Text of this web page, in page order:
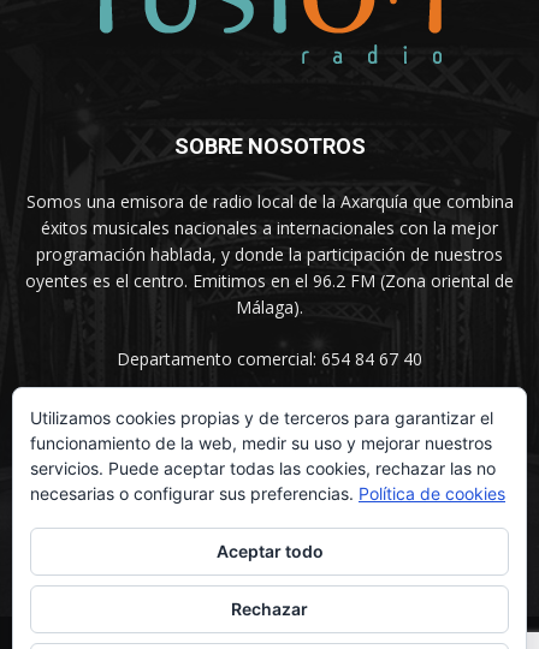
SOBRE NOSOTROS
Somos una emisora de radio local de la Axarquía que combina
éxitos musicales nacionales a internacionales con la mejor
programación hablada, y donde la participación de nuestros
oyentes es el centro. Emitimos en el 96.2 FM (Zona oriental de
Málaga).
Departamento comercial: 654 84 67 40
SÍGUENOS
Utilizamos cookies propias y de terceros para garantizar el
funcionamiento de la web, medir su uso y mejorar nuestros
servicios. Puede aceptar todas las cookies, rechazar las no
necesarias o configurar sus preferencias. Política de cookies
Aceptar todo
Rechazar